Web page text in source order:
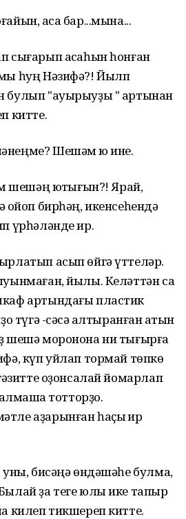
аҡса бар...мына...
сығарып аҡсаһын һонған
һуң Нәзифә?! Йылп
булып "ауырыуҙы " артынан
китте.
Шешәм юҡ ине.
шешәң юҡтығын?! Ярай,
бирһәң, икенсеһендә
үрһәләнде ир.
асып өйгә үттеләр.
йылы. Келәттән саҡ
артындағы пластик
түгә -сәсә ҡалтыранған ҡатын
шешә моронона ни тығырға
күп уйлап тормай төпкө
оҙонсалай йомарлап
тотторҙо.
аҙарынған һаҫыҡ ир
бисәңә өндәшәһе булма,
ҙа теге юлы ике тапҡыр
килеп тикшереп китте.